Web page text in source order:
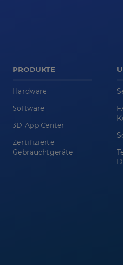
PRODUKTE
Hardware
Software
3D App Center
Zertifizierte
Gebrauchtgeräte